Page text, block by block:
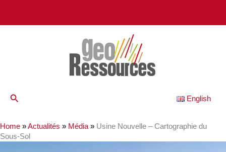
Rechercher English
Home »Actualités » Média » Usine Nouvelle – Cartographie du
Sous-Sol